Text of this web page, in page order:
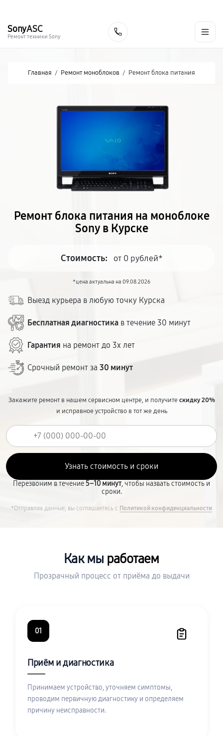
SonyASC
Ремонт техники Sony
Главная / Ремонт моноблоков / Ремонт блока питания
Ремонт блока питания на моноблоке
Sony в Курске
Стоимость: от 0 рублей*
*цена актуальна на 09.08.2026
Выезд курьера в любую точку Курска
Бесплатная диагностика в течение 30 минут
Гарантия на ремонт до 3х лет
Срочный ремонт за 30 минут
Закажите ремонт в нашем сервисном центре, и получитескидку 20%
и исправное устройство в тот же день
Перезвоним в течение5–10 минут, чтобы назвать стоимость и
сроки.
*Отправляя данные, вы соглашаетесь с Политикой конфиденциальности
Как мы работаем
Прозрачный процесс от приёма до выдачи
01
Приём и диагностика
Принимаем устройство, уточняем симптомы,
проводим первичную диагностику и определяем
причину неисправности.